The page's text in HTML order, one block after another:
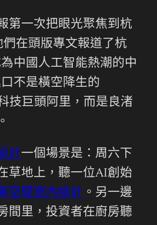
第一次把眼光聚焦到杭
在頭版專文報道了杭
中國人工智能熱潮的中
不是橫空降生的
技巨頭阿里，而是良渚
計一個場景是：周六下
草地上，聽一位AI創始
空間室內設計 。另一邊
間里，投資者在廚房聽